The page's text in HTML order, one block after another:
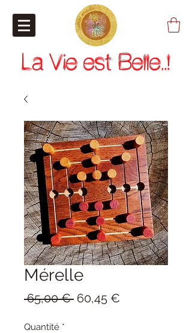
La Vie est Belle..!
Mérelle
65,00 € Prix
60,45 €
Quantité *